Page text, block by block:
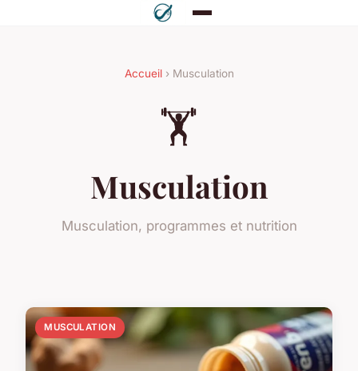
Accueil› Musculation
🏋️
Musculation
Musculation, programmes et nutrition
MUSCULATION